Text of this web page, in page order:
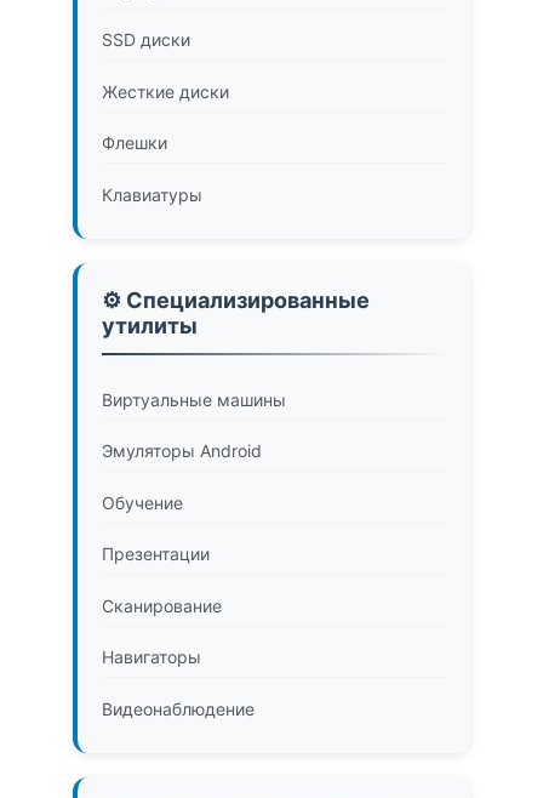
SSD диски
Жесткие диски
Флешки
Клавиатуры
⚙️ Специализированные
утилиты
Виртуальные машины
Эмуляторы Android
Обучение
Презентации
Сканирование
Навигаторы
Видеонаблюдение